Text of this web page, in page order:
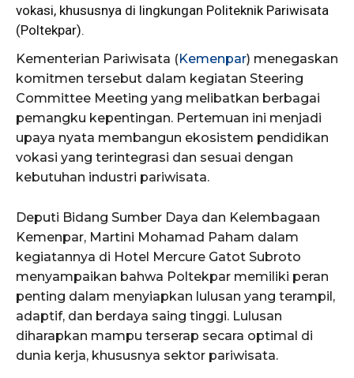
vokasi, khususnya di lingkungan Politeknik Pariwisata
(Poltekpar).
Kementerian Pariwisata (Kemenpar) menegaskan
komitmen tersebut dalam kegiatan Steering
Committee Meeting yang melibatkan berbagai
pemangku kepentingan. Pertemuan ini menjadi
upaya nyata membangun ekosistem pendidikan
vokasi yang terintegrasi dan sesuai dengan
kebutuhan industri pariwisata.
Deputi Bidang Sumber Daya dan Kelembagaan
Kemenpar, Martini Mohamad Paham dalam
kegiatannya di Hotel Mercure Gatot Subroto
menyampaikan bahwa Poltekpar memiliki peran
penting dalam menyiapkan lulusan yang terampil,
adaptif, dan berdaya saing tinggi. Lulusan
diharapkan mampu terserap secara optimal di
dunia kerja, khususnya sektor pariwisata.